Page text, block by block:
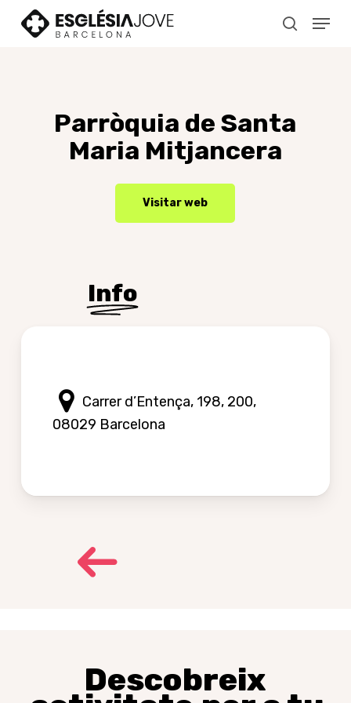
search
Menu
Parròquia de Santa
Maria Mitjancera
Visitar web
Info
Carrer d’Entença, 198, 200,
08029 Barcelona
Descobreix